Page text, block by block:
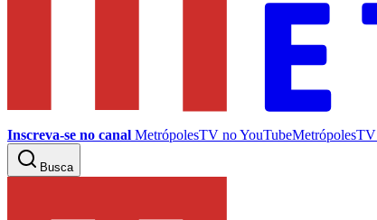
Inscreva-se no canal MetrópolesTV noYouTubeMetrópolesTV
Busca